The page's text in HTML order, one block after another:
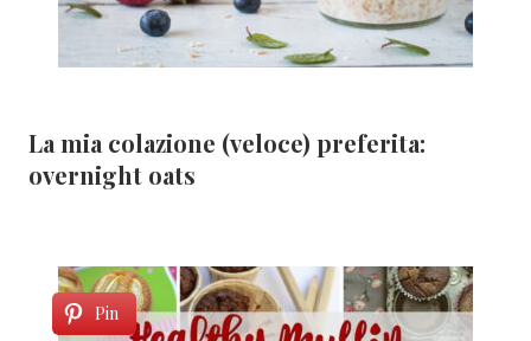
La mia colazione (veloce) preferita:
overnight oats
Pin